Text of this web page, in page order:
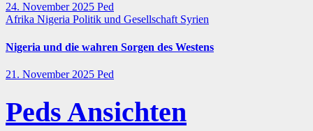
24. November 2025 Ped
Afrika Nigeria Politik und Gesellschaft Syrien
Nigeria und die wahren Sorgen des Westens
21. November 2025 Ped
Peds Ansichten